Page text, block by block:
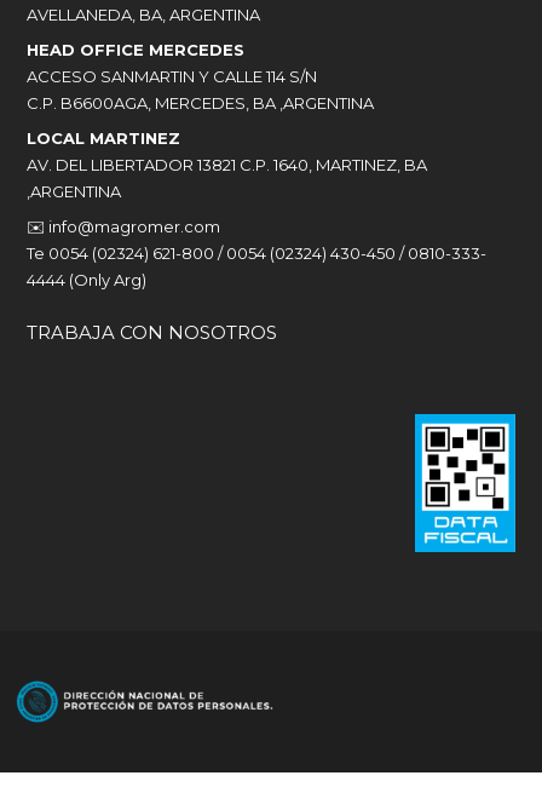
AVELLANEDA, BA, ARGENTINA
HEAD OFFICE MERCEDES
ACCESO SANMARTIN Y CALLE 114 S/N
C.P. B6600AGA, MERCEDES, BA ,ARGENTINA
LOCAL MARTINEZ
AV. DEL LIBERTADOR 13821 C.P. 1640, MARTINEZ, BA
,ARGENTINA
✉️ info@magromer.com
Te 0054 (02324) 621-800 / 0054 (02324) 430-450 / 0810-333-
4444 (Only Arg)
TRABAJA CON NOSOTROS